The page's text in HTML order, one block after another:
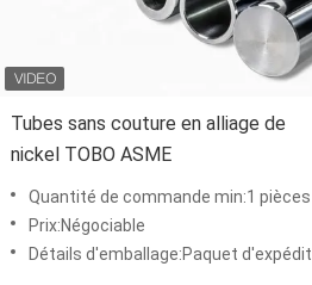
Tubes sans couture en alliage de
nickel TOBO ASME
Quantité de commande min:1 pièces
Prix:Négociable
Détails d'emballage:Paquet d'expédition standard